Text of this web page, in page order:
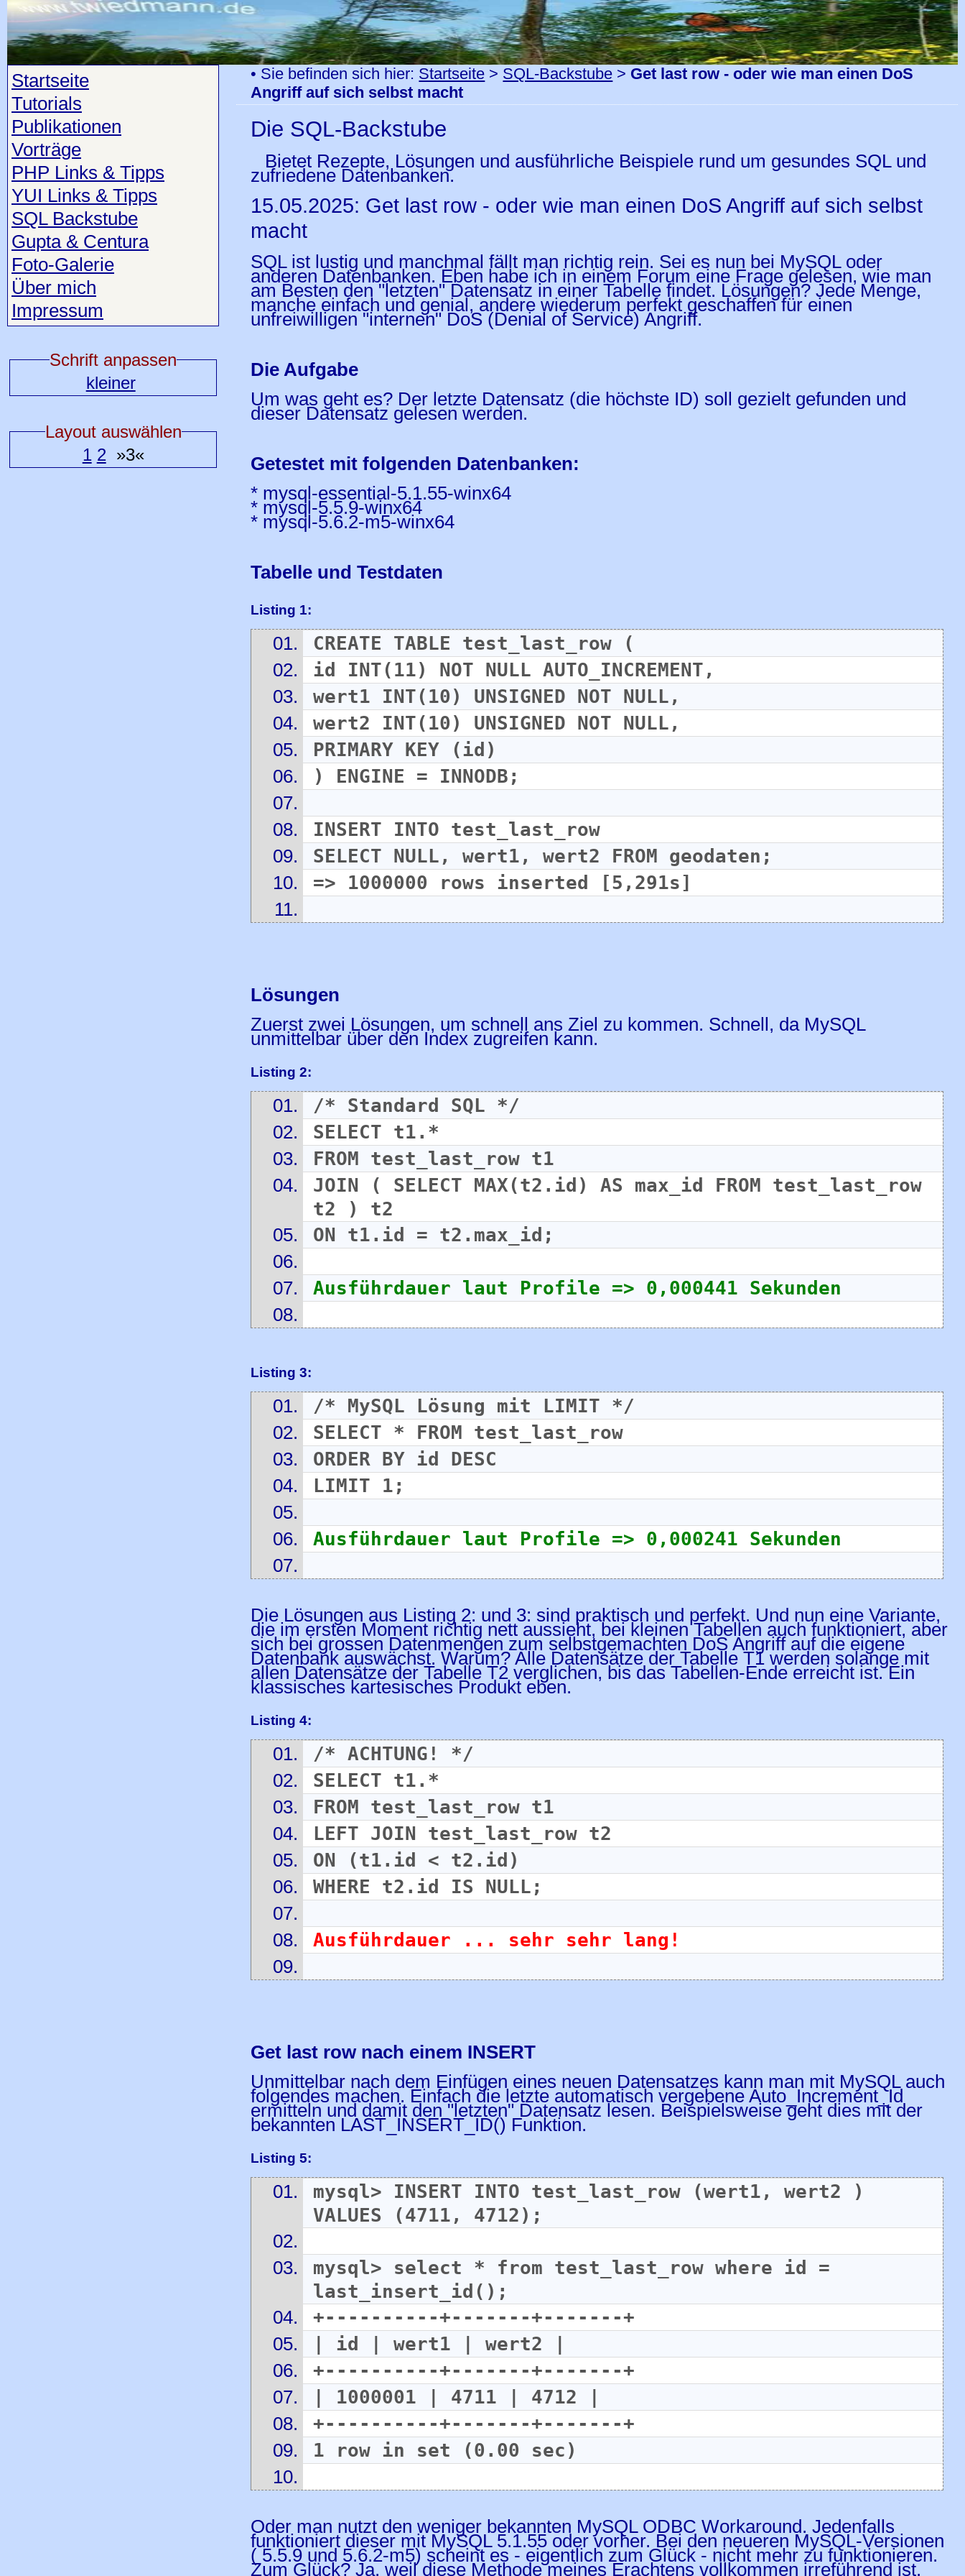
Startseite
Tutorials
Publikationen
Vorträge
PHP Links & Tipps
YUI Links & Tipps
SQL Backstube
Gupta & Centura
Foto-Galerie
Über mich
Impressum
Schrift anpassen
kleiner
Layout auswählen
1 2 »3«
• Sie befinden sich hier: Startseite > SQL-Backstube > Get last row - oder wie man einen DoS
Angriff auf sich selbst macht
Die SQL-Backstube
Bietet Rezepte, Lösungen und ausführliche Beispiele rund um gesundes SQL und
zufriedene Datenbanken.
15.05.2025: Get last row - oder wie man einen DoS Angriff auf sich selbst
macht
SQL ist lustig und manchmal fällt man richtig rein. Sei es nun bei MySQL oder
anderen Datenbanken. Eben habe ich in einem Forum eine Frage gelesen, wie man
am Besten den "letzten" Datensatz in einer Tabelle findet. Lösungen? Jede Menge,
manche einfach und genial, andere wiederum perfekt geschaffen für einen
unfreiwilligen "internen" DoS (Denial of Service) Angriff.
Die Aufgabe
Um was geht es? Der letzte Datensatz (die höchste ID) soll gezielt gefunden und
dieser Datensatz gelesen werden.
Getestet mit folgenden Datenbanken:
* mysql-essential-5.1.55-winx64
* mysql-5.5.9-winx64
* mysql-5.6.2-m5-winx64
Tabelle und Testdaten
Listing 1:
CREATE TABLE test_last_row (
id INT(11) NOT NULL AUTO_INCREMENT,
wert1 INT(10) UNSIGNED NOT NULL,
wert2 INT(10) UNSIGNED NOT NULL,
PRIMARY KEY (id)
) ENGINE = INNODB;
INSERT INTO test_last_row
SELECT NULL, wert1, wert2 FROM geodaten;
=> 1000000 rows inserted [5,291s]
Lösungen
Zuerst zwei Lösungen, um schnell ans Ziel zu kommen. Schnell, da MySQL
unmittelbar über den Index zugreifen kann.
Listing 2:
/* Standard SQL */
SELECT t1.*
FROM test_last_row t1
JOIN ( SELECT MAX(t2.id) AS max_id FROM test_last_row
t2 ) t2
ON t1.id = t2.max_id;
Ausführdauer laut Profile => 0,000441 Sekunden
Listing 3:
/* MySQL Lösung mit LIMIT */
SELECT * FROM test_last_row
ORDER BY id DESC
LIMIT 1;
Ausführdauer laut Profile => 0,000241 Sekunden
Die Lösungen aus Listing 2: und 3: sind praktisch und perfekt. Und nun eine Variante,
die im ersten Moment richtig nett aussieht, bei kleinen Tabellen auch funktioniert, aber
sich bei grossen Datenmengen zum selbstgemachten DoS Angriff auf die eigene
Datenbank auswächst. Warum? Alle Datensätze der Tabelle T1 werden solange mit
allen Datensätze der Tabelle T2 verglichen, bis das Tabellen-Ende erreicht ist. Ein
klassisches kartesisches Produkt eben.
Listing 4:
/* ACHTUNG! */
SELECT t1.*
FROM test_last_row t1
LEFT JOIN test_last_row t2
ON (t1.id < t2.id)
WHERE t2.id IS NULL;
Ausführdauer ... sehr sehr lang!
Get last row nach einem INSERT
Unmittelbar nach dem Einfügen eines neuen Datensatzes kann man mit MySQL auch
folgendes machen. Einfach die letzte automatisch vergebene Auto_Increment_Id
ermitteln und damit den "letzten" Datensatz lesen. Beispielsweise geht dies mit der
bekannten LAST_INSERT_ID() Funktion.
Listing 5:
mysql> INSERT INTO test_last_row (wert1, wert2 )
VALUES (4711, 4712);
mysql> select * from test_last_row where id =
last_insert_id();
+----------+-------+-------+
| id | wert1 | wert2 |
+----------+-------+-------+
| 1000001 | 4711 | 4712 |
+----------+-------+-------+
1 row in set (0.00 sec)
Oder man nutzt den weniger bekannten MySQL ODBC Workaround. Jedenfalls
funktioniert dieser mit MySQL 5.1.55 oder vorher. Bei den neueren MySQL-Versionen
( 5.5.9 und 5.6.2-m5) scheint es - eigentlich zum Glück - nicht mehr zu funktionieren.
Zum Glück? Ja, weil diese Methode meines Erachtens vollkommen irreführend ist.